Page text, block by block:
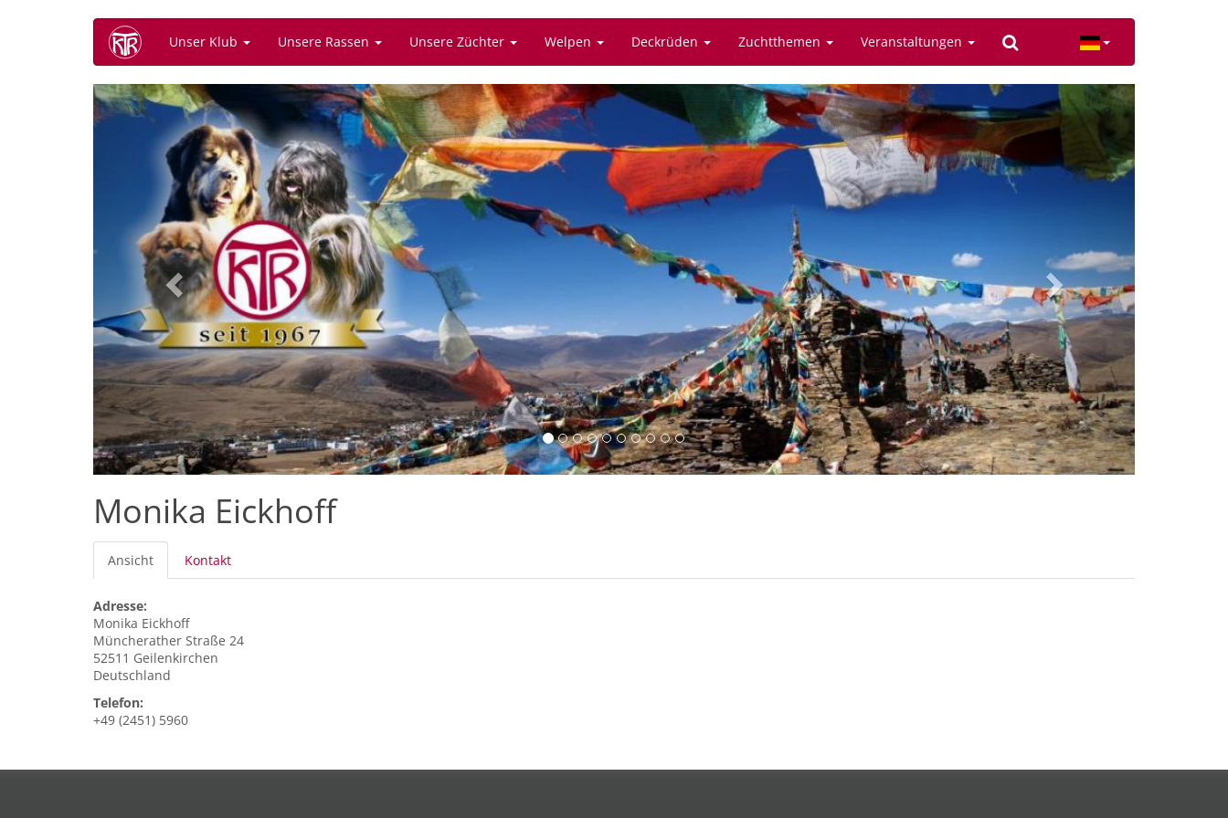
Unser Klub Unsere Rassen Unsere Züchter Welpen Deckrüden Zuchtthemen Veranstaltungen
Previous Next
Monika Eickhoff
Primäre
Reiter
Ansicht (aktiver
Reiter)
Kontakt
Adresse:
Monika Eickhoff
Müncherather Straße 24
52511 Geilenkirchen
Deutschland
Telefon:
+49 (2451) 5960